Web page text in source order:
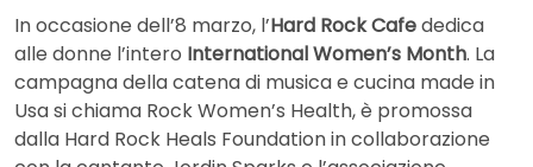
In occasione dell’8 marzo, l’Hard Rock Cafededica
alle donne l’intero International Women’s Month. La
campagna della catena di musica e cucina made in
Usa si chiama Rock Women’s Health, è promossa
dalla Hard Rock Heals Foundation in collaborazione